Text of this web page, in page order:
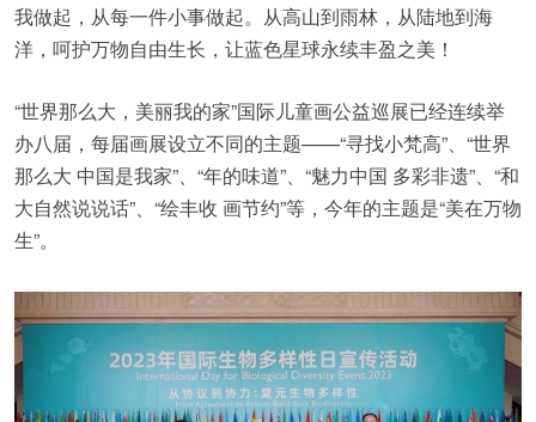
我做起，从每一件小事做起。从高山到雨林，从陆地到海
洋，呵护万物自由生长，让蓝色星球永续丰盈之美！
“世界那么大，美丽我的家”国际儿童画公益巡展已经连续举
办八届，每届画展设立不同的主题——“寻找小梵高”、“世界
那么大 中国是我家”、“年的味道”、“魅力中国 多彩非遗”、“和
大自然说说话”、“绘丰收 画节约”等，今年的主题是“美在万物
生”。